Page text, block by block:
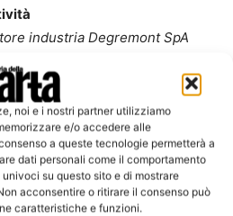
noi e i nostri partner utilizziamo
e/o accedere alle
a queste tecnologie permetterà a
dati personali come il comportamento
su questo sito e di mostrare
acconsentire o ritirare il consenso può
caratteristiche e funzioni.
industria Degremont SpA
Ordine Ingegneri di Lucca
Unità Tecnica
l’ecosistema competitivo
allo Sviluppo Economico